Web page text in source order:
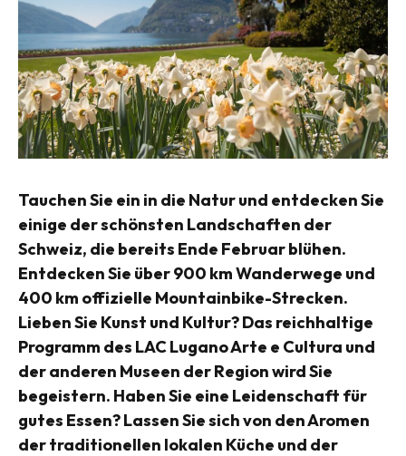
Tauchen Sie ein in die Natur und entdecken Sie
einige der schönsten Landschaften der
Schweiz, die bereits Ende Februar blühen.
Entdecken Sie über 900 km Wanderwege und
400 km offizielle Mountainbike-Strecken.
Lieben Sie Kunst und Kultur? Das reichhaltige
Programm des LAC Lugano Arte e Cultura und
der anderen Museen der Region wird Sie
begeistern. Haben Sie eine Leidenschaft für
gutes Essen? Lassen Sie sich von den Aromen
der traditionellen lokalen Küche und der